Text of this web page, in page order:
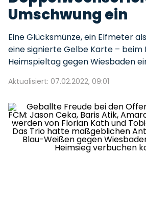
Umschwung ein
Eine Glücksmünze, ein Elfmeter
eine signierte Gelbe Karte – beim
Heimspieltag gegen Wiesbaden
Aktualisiert: 07.02.2022, 09:01